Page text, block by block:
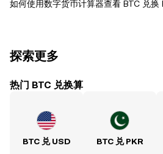
如何使用数字货币计算器查看 BTC 兑换
探索更多
热门 BTC 兑换算
BTC 兑 USD BTC 兑 PKR